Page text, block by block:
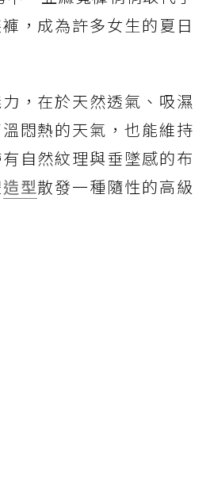
，成為許多女生的夏日
，在於天然透氣、吸濕
悶熱的天氣，也能維持
自然紋理與垂墜感的布
造型散發一種隨性的高級